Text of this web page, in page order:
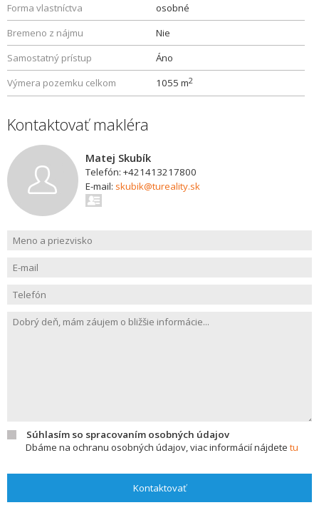
Forma vlastníctva
osobné
Bremeno z nájmu
Nie
Samostatný prístup
Áno
Výmera pozemku celkom
1055 m2
Kontaktovať makléra
Matej Skubík
Telefón: +421413217800
E-mail: skubik@tureality.sk
Súhlasím so spracovaním osobných údajov
Dbáme na ochranu osobných údajov, viac informácií nájdete tu
Kontaktovať